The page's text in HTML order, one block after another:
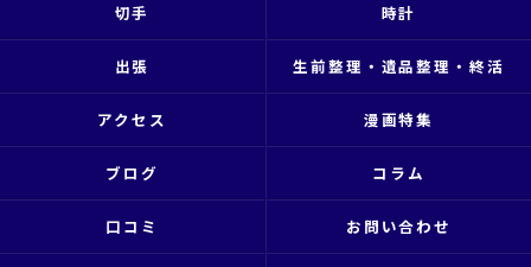
切手 時計
出張 生前整理・遺品整理・終活
アクセス 漫画特集
ブログ コラム
口コミ お問い合わせ